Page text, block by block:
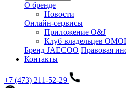
О бренде
Новости
Онлайн-сервисы
Приложение O&J
Клуб владельцев
Бренд JAECOO Правовая
Контакты
+7 (473) 211-52-29